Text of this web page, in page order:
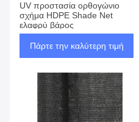
UV προστασία ορθογώνιο
σχήμα HDPE Shade Net
ελαφρύ βάρος
Πάρτε την καλύτερη τιμή